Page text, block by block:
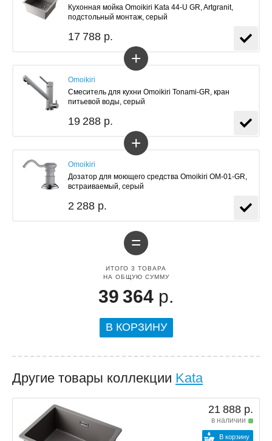
Кухонная мойка Omoikiri Kata 44-U GR, Artgranit,
подстольный монтаж, серый
17 788 р.
+
Omoikiri
Смеситель для кухни Omoikiri Tonami-GR, кран
питьевой воды, серый
19 288 р.
+
Omoikiri
Дозатор для моющего средства Omoikiri OM-01-GR,
встраиваемый, серый
2 288 р.
=
ИТОГО 3 ТОВАРА
НА ОБЩУЮ СУММУ
39 364 р.
В КОРЗИНУ
Другие товары коллекции Kata
21 888 р.
в наличии
В корзину